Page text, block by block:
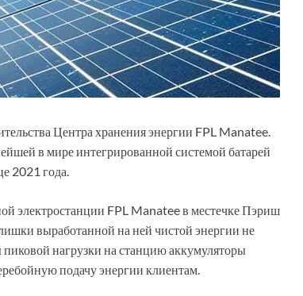
Центра хранения энергии FPL Manatee.
в мире интегрированной системой батарей
2021 года.
электростанции FPL Manatee в местечке Пэриш
выработанной на ней чистой энергии не
нагрузки на станцию аккумуляторы
подачу энергии клиентам.